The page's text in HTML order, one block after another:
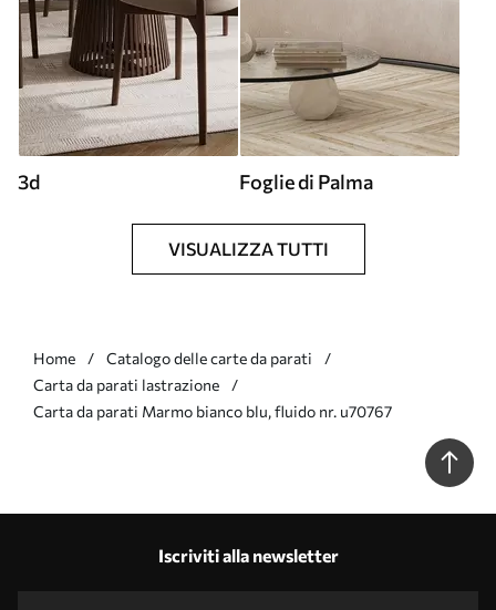
3d Foglie di Palma
VISUALIZZA TUTTI
Home
Catalogo delle carte da parati
Carta da parati lastrazione
Carta da parati Marmo bianco blu, fluido nr. u70767
Iscriviti alla newsletter